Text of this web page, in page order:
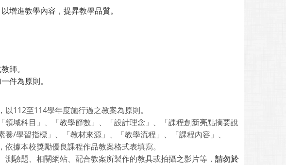
增進教學內容，提昇教學品質。
師。
件為原則。
112至114學年度施行過之教案為原則。
域科目」、「教學節數」、「設計理念」、「課程創新亮點摘要說
/學習指標」、「教材來源」、「教學流程」、「課程內容」、
據本校獎勵優良課程作品教案格式表填寫。
驗題、相關網站、配合教案所製作的教具或拍攝之影片等， 請勿於